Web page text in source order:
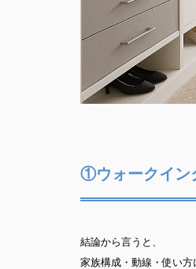
①ウォークイン
結論から言うと、
家族構成・動線・使い方